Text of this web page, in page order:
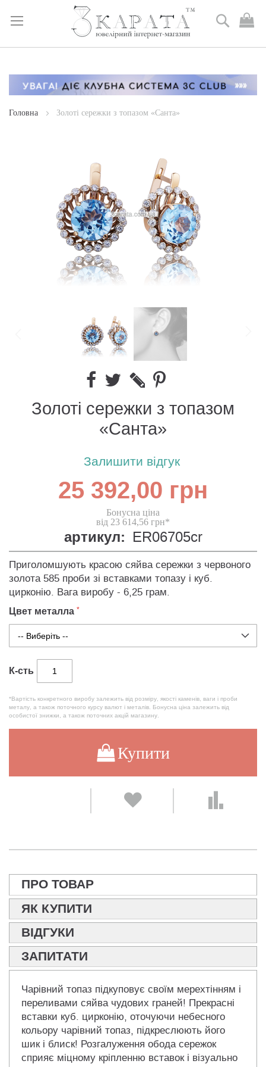
Skip
Content
Пошук
Головна Золоті сережки з топазом «Санта»
Золоті сережки з топазом
«Санта»
Залишити відгук
25 392,00 грн
Бонусна ціна
від 23 614,56 грн*
артикул: ER06705cr
Приголомшують красою сяйва сережки з червоного
золота 585 проби зі вставками топазу і куб.
цирконію. Вага виробу - 6,25 грам.
Цвет металла
К-сть
*Вартість конкретного виробу залежить від розміру, якості каменів, ваги і проби
металу, а також поточного курсу валют і металів. Бонусна ціна залежить від
особистої знижки, а також поточних акцій магазину.
Купити
ПРО ТОВАР
ЯК КУПИТИ
ВІДГУКИ
ЗАПИТАТИ
Чарівний топаз підкуповує своїм мерехтінням і
переливами сяйва чудових граней! Прекрасні
вставки куб. цирконію, оточуючи небесного
кольору чарівний топаз, підкреслюють його
шик і блиск! Розгалуження обода сережок
сприяє міцному кріпленню вставок і візуально